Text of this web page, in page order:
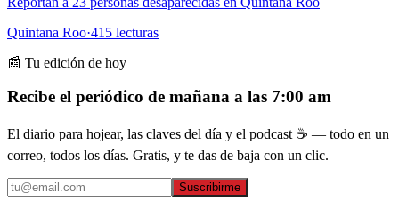
Quintana Roo·415 lecturas
📰 Tu edición de hoy
Recibe el periódico de mañana a las 7:00 am
El diario para hojear, las claves del día y el podcast ☕ — todo en un
correo, todos los días. Gratis, y te das de baja con un clic.
Suscribirme